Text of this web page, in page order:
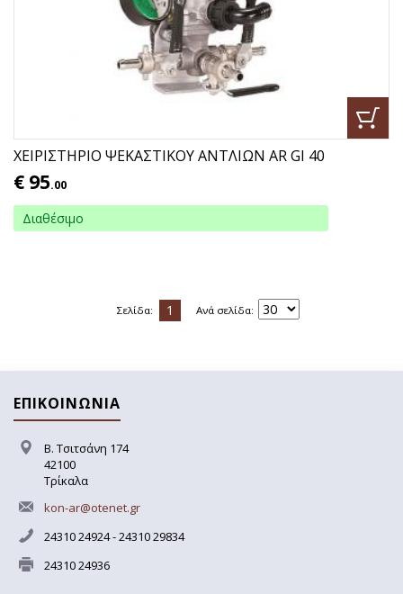
ΧΕΙΡΙΣΤΗΡΙΟ ΨΕΚΑΣΤΙΚΟΥ ΑΝΤΛΙΩΝ AR GI 40
€ 95.00
Διαθέσιμο
Σελίδα: 1 Ανά σελίδα:
ΕΠΙΚΟΙΝΩΝΙΑ
Β. Τσιτσάνη 174
42100
Τρίκαλα
kon-ar@otenet.gr
24310 24924 - 24310 29834
24310 24936